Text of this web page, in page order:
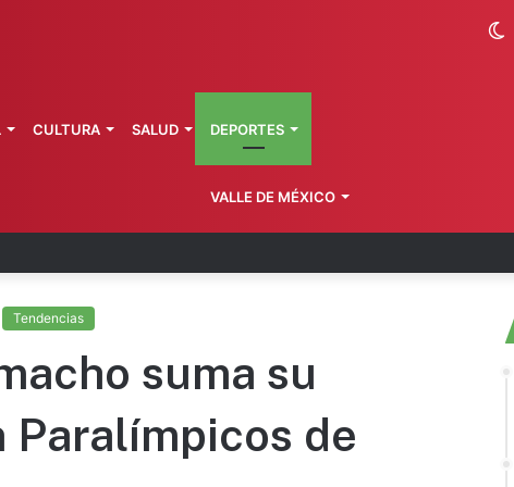
400 medallas en Santo Domingo
CULTURA SALUD DEPORTES
VALLE DE MÉXICO
Tendencias
suma su
de